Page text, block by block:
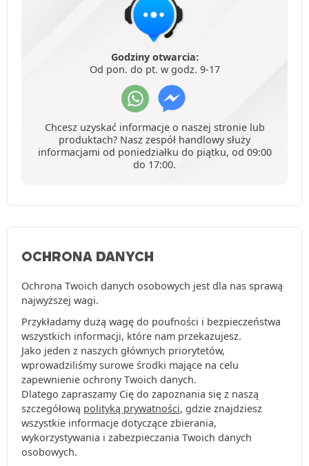
Godziny otwarcia:
Od pon. do pt. w godz. 9-17
Chcesz uzyskać informacje o naszej stronie lub
produktach? Nasz zespół handlowy służy
informacjami od poniedziałku do piątku, od 09:00
do 17:00.
OCHRONA DANYCH
Ochrona Twoich danych osobowych jest dla nas sprawą
najwyższej wagi.
Przykładamy dużą wagę do poufności i bezpieczeństwa
wszystkich informacji, które nam przekazujesz.
Jako jeden z naszych głównych priorytetów,
wprowadziliśmy surowe środki mające na celu
zapewnienie ochrony Twoich danych.
Dlatego zapraszamy Cię do zapoznania się z naszą
szczegółową polityką prywatności, gdzie znajdziesz
wszystkie informacje dotyczące zbierania,
wykorzystywania i zabezpieczania Twoich danych
osobowych.